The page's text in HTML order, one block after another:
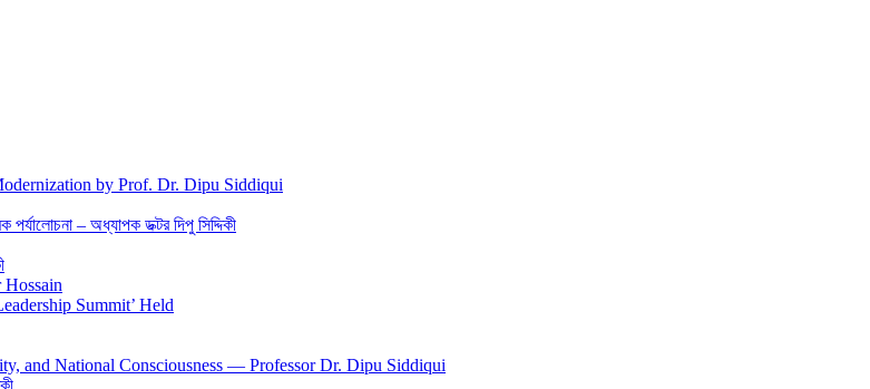
by Prof. Dr. Dipu Siddiqui
পর্যালোচনা – অধ্যাপক ডক্টর দিপু সিদ্দিকী
Summit’ Held
and National Consciousness — Professor Dr. Dipu Siddiqui